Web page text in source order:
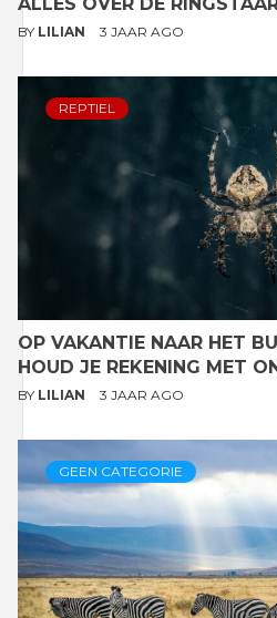
BY LILIAN 3 JAAR AGO
REPTIEL
OP VAKANTIE NAAR HET
HOUD JE REKENING MET
BY LILIAN 3 JAAR AGO
GEEN CATEGORIE